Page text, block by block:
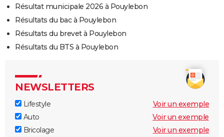
Résultat municipale 2026 à Pouylebon
Résultats du bac à Pouylebon
Résultats du brevet à Pouylebon
Résultats du BTS à Pouylebon
NEWSLETTERS
Lifestyle
Voir un exemple
Auto
Voir un exemple
Bricolage
Voir un exemple